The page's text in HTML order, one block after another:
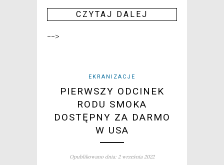
CZY­TAJ DALEJ
-->
EKRANIZACJE
PIERWSZY ODCINEK
RODU SMOKA
DOSTĘPNY ZA DARMO
W USA
Opublikowano dnia: 2 września 2022